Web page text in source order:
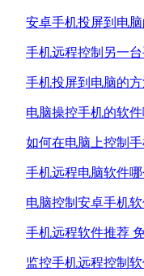
安卓手机投屏到电
手机远程控制另一
手机投屏到电脑的
电脑操控手机的软
如何在电脑上控制
手机远程电脑软件
电脑控制安卓手机
手机远程软件推荐
监控手机远程控制